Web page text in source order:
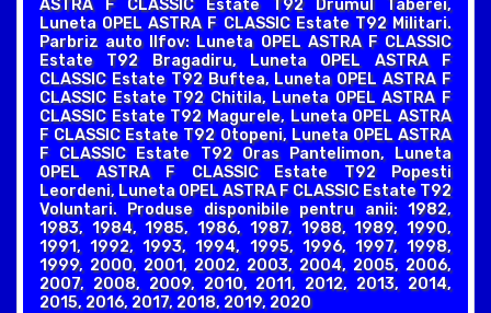
ASTRA F CLASSIC Estate T92 Drumul Taberei,
Luneta OPEL ASTRA F CLASSIC Estate T92 Militari.
Parbriz auto Ilfov: Luneta OPEL ASTRA F CLASSIC
Estate T92 Bragadiru, Luneta OPEL ASTRA F
CLASSIC Estate T92 Buftea, Luneta OPEL ASTRA F
CLASSIC Estate T92 Chitila, Luneta OPEL ASTRA F
CLASSIC Estate T92 Magurele, Luneta OPEL ASTRA
F CLASSIC Estate T92 Otopeni, Luneta OPEL ASTRA
F CLASSIC Estate T92 Oras Pantelimon, Luneta
OPEL ASTRA F CLASSIC Estate T92 Popesti
Leordeni, Luneta OPEL ASTRA F CLASSIC Estate T92
Voluntari. Produse disponibile pentru anii: 1982,
1983, 1984, 1985, 1986, 1987, 1988, 1989, 1990,
1991, 1992, 1993, 1994, 1995, 1996, 1997, 1998,
1999, 2000, 2001, 2002, 2003, 2004, 2005, 2006,
2007, 2008, 2009, 2010, 2011, 2012, 2013, 2014,
2015, 2016, 2017, 2018, 2019, 2020